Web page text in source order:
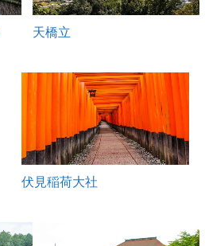
天橋立
伏見稲荷大社